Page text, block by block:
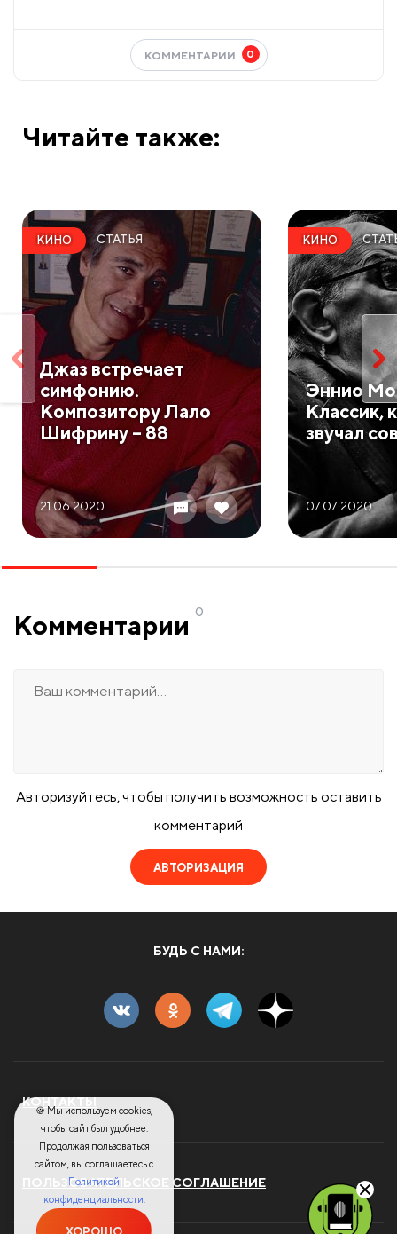
КОММЕНТАРИИ 0
Читайте также:
КИНО СТАТЬЯ
​Джаз встречает
симфонию.
Композитору Лало
Шифрину – 88
21.06 2020
КИНО
​Эннио
Классик,
звучал
07.07 2020
Комментарии 0
Авторизуйтесь, чтобы получить возможность оставить
комментарий
АВТОРИЗАЦИЯ
БУДЬ С НАМИ:
КОНТАКТЫ
ПОЛЬЗОВАТЕЛЬСКОЕ СОГЛАШЕНИЕ
🍪 Мы используем cookies,
чтобы сайт был удобнее.
Продолжая пользоваться
сайтом, вы соглашаетесь с
Политикой
конфиденциальности.